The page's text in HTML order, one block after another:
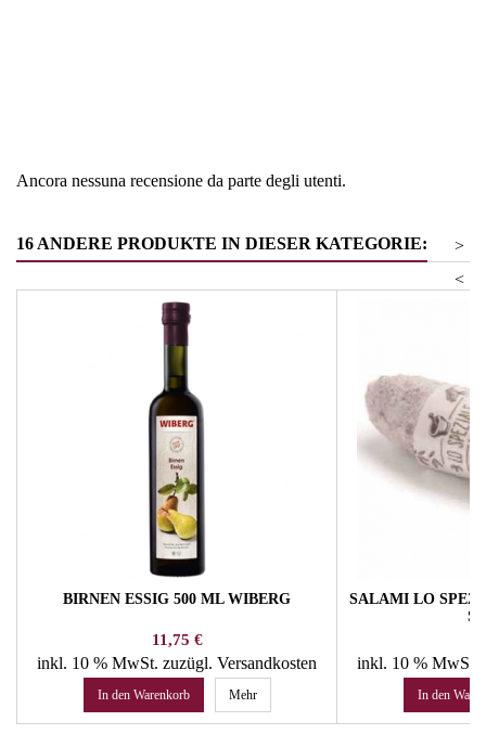
Ancora nessuna recensione da parte degli utenti.
16 ANDERE PRODUKTE IN DIESER KATEGORIE:
>
<
BIRNEN ESSIG 500 ML WIBERG
Preis
11,75 €
inkl. 10 % MwSt. zuzügl. Versandkosten
In den Warenkorb Mehr
SALAMI LO
inkl. 10 % MwSt.
In den